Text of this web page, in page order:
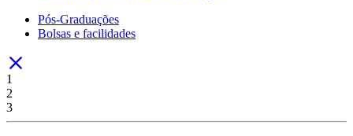
Pós-Graduações
Bolsas e facilidades
1
2
3